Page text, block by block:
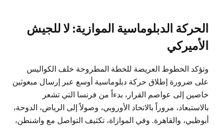
الحركة الدبلوماسية الموازية: لا للجيش
الأميركي
وتؤكد الخطوط العريضة للخطة المطروحة خلف الكواليس
على ضرورة إطلاق حركة دبلوماسية أوسع عبر إرسال مبعوثين
خاصين إلى عواصم القرار، بدءاً من فرنسا التي تشعر
بالاستبعاد، مروراً بالاتحاد الأوروبي، وصولاً إلى الرياض، الدوحة،
أبوظبي، والقاهرة. وفي الموازاة، تكثيف التواصل مع واشنطن،